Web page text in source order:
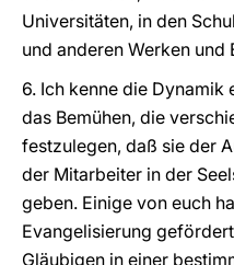
Universitäten, in den
und anderen Werken und
6. Ich kenne die Dynamik
das Bemühen, die
festzulegen, daß sie der
der Mitarbeiter in der
geben. Einige von euch
Evangelisierung
Gläubigen in einer